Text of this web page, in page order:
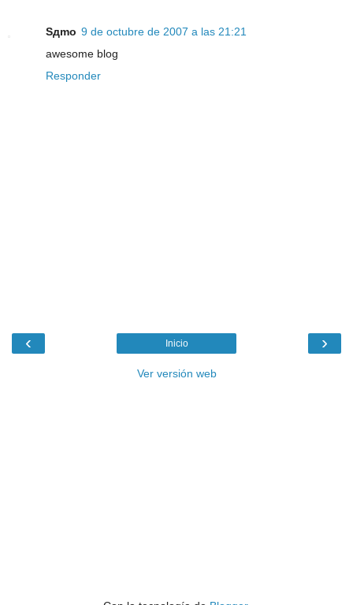
Sдmo 9 de octubre de 2007 a las 21:21
awesome blog
Responder
‹ ›
Inicio
Ver versión web